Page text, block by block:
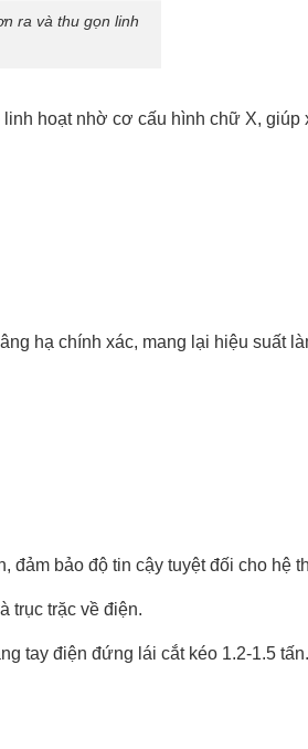
ra và thu gọn linh
hoạt nhờ cơ cấu hình chữ X, giúp
hạ chính xác, mang lại hiệu suất
bảo độ tin cậy tuyệt đối cho hệ
trục trặc về điện.
tay điện đứng lái cắt kéo 1.2-1.5 tấn.